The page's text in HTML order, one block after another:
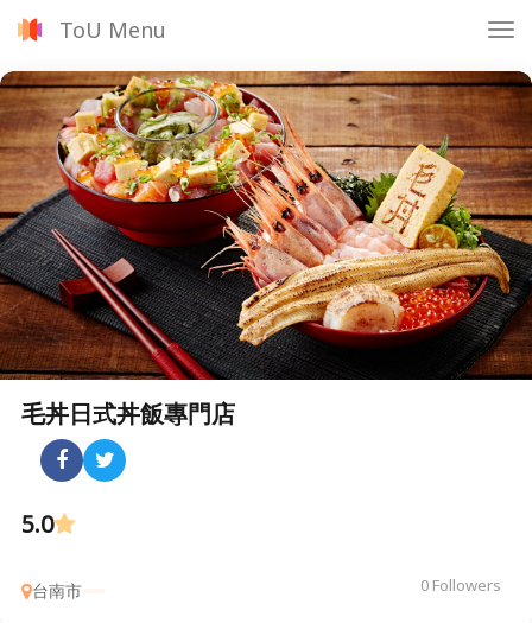
ToU Menu
毛丼日式丼飯專門店
5.0
台南市 0 Followers